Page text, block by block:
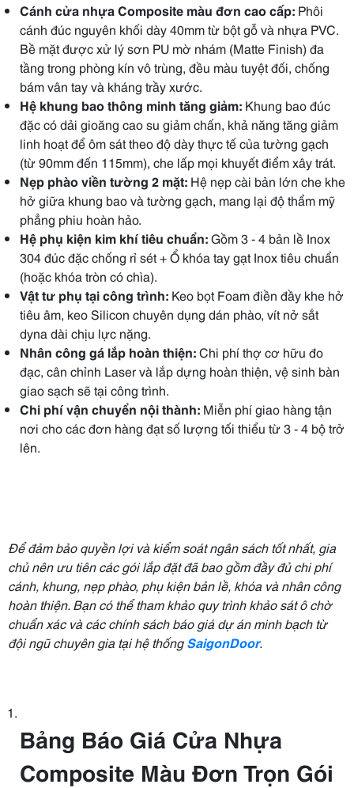
Cánh cửa nhựa Composite màu đơn cao cấp: Phôi
cánh đúc nguyên khối dày 40mm từ bột gỗ và nhựa PVC.
Bề mặt được xử lý sơn PU mờ nhám (Matte Finish) đa
tầng trong phòng kín vô trùng, đều màu tuyệt đối, chống
bám vân tay và kháng trầy xước.
Hệ khung bao thông minh tăng giảm: Khung bao đúc
đặc có dải gioăng cao su giảm chấn, khả năng tăng giảm
linh hoạt để ôm sát theo độ dày thực tế của tường gạch
(từ 90mm đến 115mm), che lấp mọi khuyết điểm xây trát.
Nẹp phào viền tường 2 mặt: Hệ nẹp cài bản lớn che khe
hở giữa khung bao và tường gạch, mang lại độ thẩm mỹ
phẳng phiu hoàn hảo.
Hệ phụ kiện kim khí tiêu chuẩn:Gồm 3 - 4 bản lề Inox
304 đúc đặc chống rỉ sét + Ổ khóa tay gạt Inox tiêu chuẩn
(hoặc khóa tròn có chìa).
Vật tư phụ tại công trình: Keo bọt Foam điền đầy khe hở
tiêu âm, keo Silicon chuyên dụng dán phào, vít nở sắt
dyna dài chịu lực nặng.
Nhân công gá lắp hoàn thiện:Chi phí thợ cơ hữu đo
đạc, cân chỉnh Laser và lắp dựng hoàn thiện, vệ sinh bàn
giao sạch sẽ tại công trình.
Chi phí vận chuyển nội thành: Miễn phí giao hàng tận
nơi cho các đơn hàng đạt số lượng tối thiểu từ 3 - 4 bộ trở
lên.
Để đảm bảo quyền lợi và kiểm soát ngân sách tốt nhất, gia
chủ nên ưu tiên các gói lắp đặt đã bao gồm đầy đủ chi phí
cánh, khung, nẹp phào, phụ kiện bản lề, khóa và nhân công
hoàn thiện. Bạn có thể tham khảo quy trình khảo sát ô chờ
chuẩn xác và các chính sách báo giá dự án minh bạch từ
đội ngũ chuyên gia tại hệ thốngSaigonDoor.
Bảng Báo Giá Cửa Nhựa
Composite Màu Đơn Trọn Gói